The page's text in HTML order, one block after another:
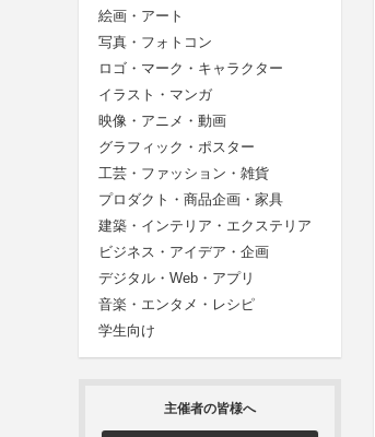
絵画・アート
写真・フォトコン
ロゴ・マーク・キャラクター
イラスト・マンガ
映像・アニメ・動画
グラフィック・ポスター
工芸・ファッション・雑貨
プロダクト・商品企画・家具
建築・インテリア・エクステリア
ビジネス・アイデア・企画
デジタル・Web・アプリ
音楽・エンタメ・レシピ
学生向け
主催者の皆様へ